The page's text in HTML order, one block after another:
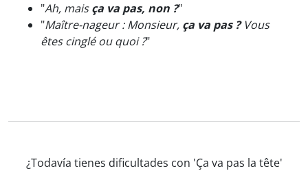
"Ah, maisça va pas, non ?"
"Maître-nageur : Monsieur, ça va pas ?Vous
êtes cinglé ou quoi ?"
¿Todavía tienes dificultades con 'Ça va pas la tête'